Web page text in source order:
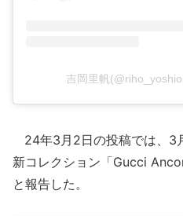
吉岡里帆
24年3月2日の投稿では、3
新コレクション「Gucci
と報告した。